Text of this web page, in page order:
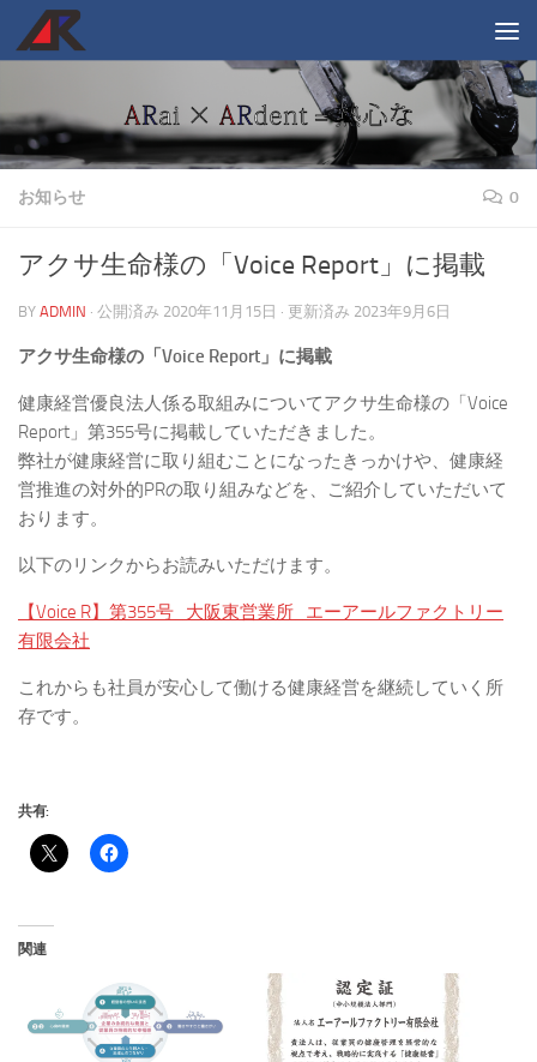
コンテンツへスキップ
お知らせ 0
アクサ生命様の「Voice Report」に掲載
BY ADMIN · 公開済み 2020年11月15日 · 更新済み 2023年9月6日
アクサ生命様の「Voice Report」に掲載
健康経営優良法人係る取組みについてアクサ生命様の「Voice
Report」第355号に掲載していただきました。
弊社が健康経営に取り組むことになったきっかけや、健康経
営推進の対外的PRの取り組みなどを、ご紹介していただいて
おります。
以下のリンクからお読みいただけます。
【Voice R】第355号_大阪東営業所_エーアールファクトリー
有限会社
これからも社員が安心して働ける健康経営を継続していく所
存です。
共有:
関連